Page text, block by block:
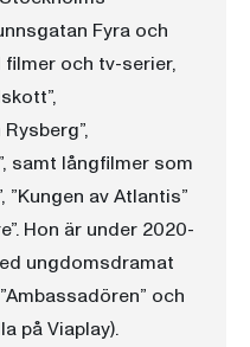
Fyra och
och tv-serier,
samt långfilmer som
”Kungen av Atlantis”
Hon är under 2020-
ungdomsdramat
och
på Viaplay).